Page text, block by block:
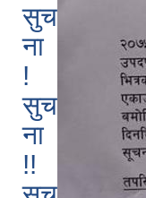
सुच
ना
!
सुच
ना
!!